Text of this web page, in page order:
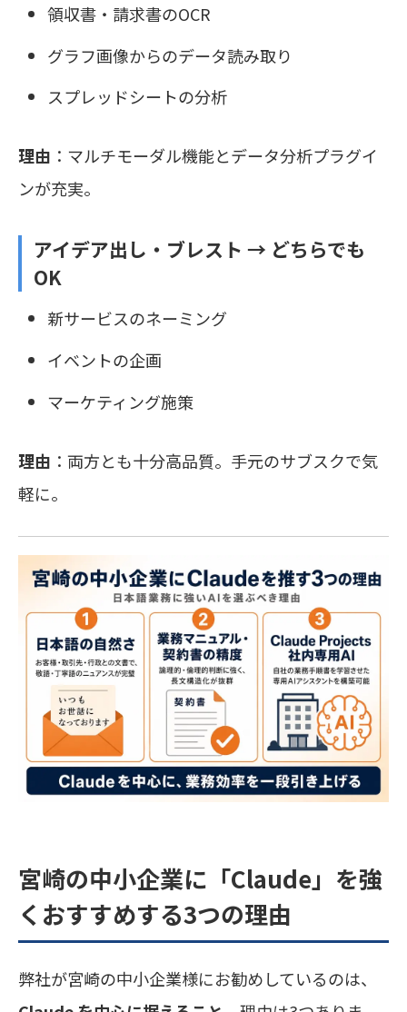
領収書・請求書のOCR
グラフ画像からのデータ読み取り
スプレッドシートの分析
理由 ：マルチモーダル機能とデータ分析プラグイ
ンが充実。
アイデア出し・ブレスト → どちらでも
OK
新サービスのネーミング
イベントの企画
マーケティング施策
理由 ：両方とも十分高品質。手元のサブスクで気
軽に。
宮崎の中小企業に「Claude」を強
くおすすめする3つの理由
弊社が宮崎の中小企業様にお勧めしているのは、